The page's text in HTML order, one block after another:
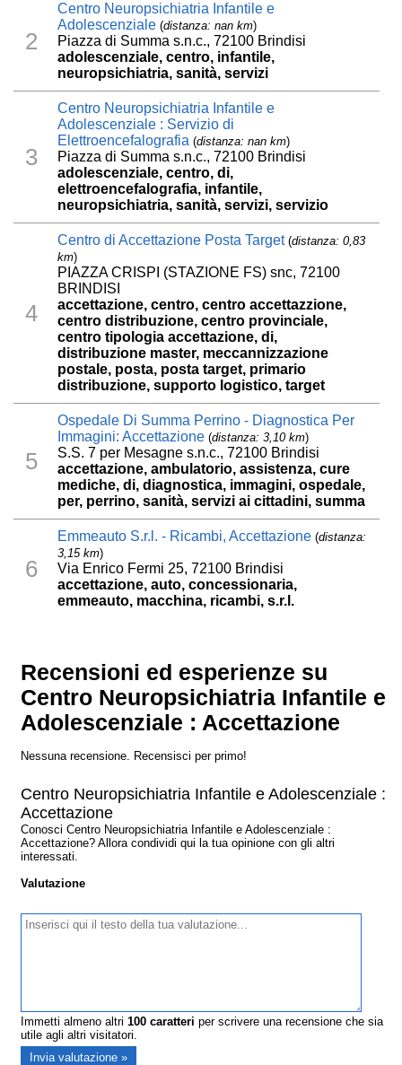
2
Centro Neuropsichiatria Infantile e
Adolescenziale (distanza: nan km)
Piazza di Summa s.n.c., 72100 Brindisi
adolescenziale, centro, infantile,
neuropsichiatria, sanità, servizi
3
Centro Neuropsichiatria Infantile e
Adolescenziale : Servizio di
Elettroencefalografia (distanza: nan km)
Piazza di Summa s.n.c., 72100 Brindisi
adolescenziale, centro, di,
elettroencefalografia, infantile,
neuropsichiatria, sanità, servizi, servizio
4
Centro di Accettazione Posta Target(distanza: 0,83
km)
PIAZZA CRISPI (STAZIONE FS) snc, 72100
BRINDISI
accettazione, centro, centro accettazzione,
centro distribuzione, centro provinciale,
centro tipologia accettazione, di,
distribuzione master, meccannizzazione
postale, posta, posta target, primario
distribuzione, supporto logistico, target
5
Ospedale Di Summa Perrino - Diagnostica Per
Immagini: Accettazione (distanza: 3,10 km)
S.S. 7 per Mesagne s.n.c., 72100 Brindisi
accettazione, ambulatorio, assistenza, cure
mediche, di, diagnostica, immagini, ospedale,
per, perrino, sanità, servizi ai cittadini, summa
6
Emmeauto S.r.l. - Ricambi, Accettazione (distanza:
3,15 km)
Via Enrico Fermi 25, 72100 Brindisi
accettazione, auto, concessionaria,
emmeauto, macchina, ricambi, s.r.l.
Recensioni ed esperienze su
Centro Neuropsichiatria Infantile e
Adolescenziale : Accettazione
Nessuna recensione. Recensisci per primo!
Centro Neuropsichiatria Infantile e Adolescenziale :
Accettazione
Conosci Centro Neuropsichiatria Infantile e Adolescenziale :
Accettazione? Allora condividi qui la tua opinione con gli altri
interessati.
Valutazione
Immetti almeno altri100 caratteri per scrivere una recensione che sia
utile agli altri visitatori.